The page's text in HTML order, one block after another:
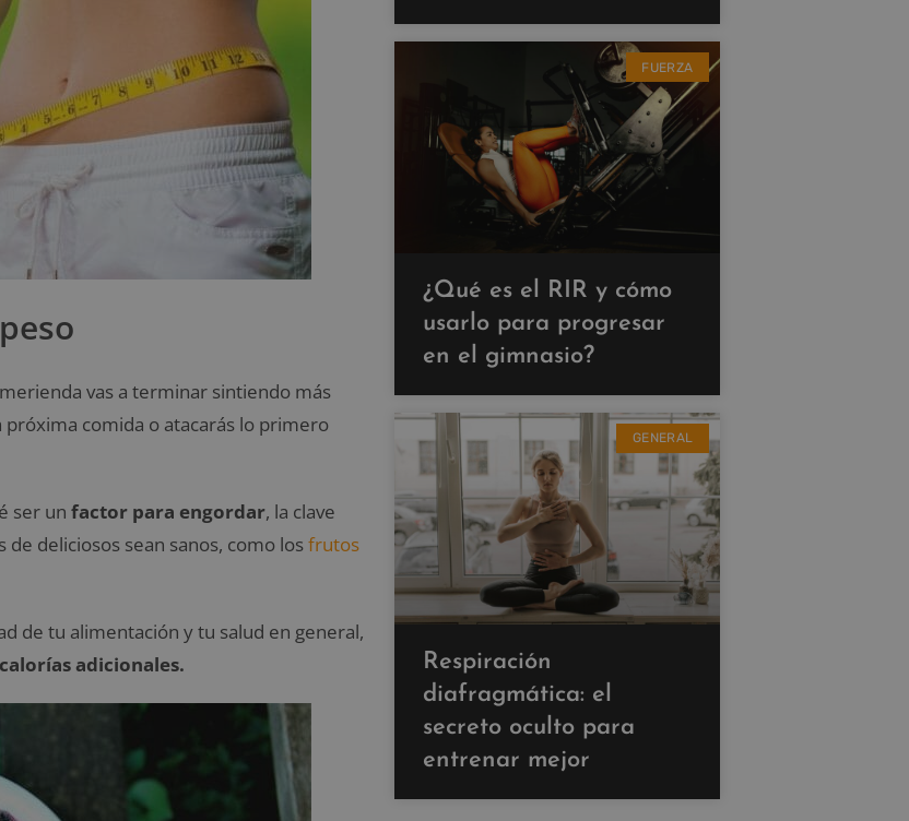
vas a terminar sintiendo más
comida o atacarás lo primero
ser un factor para engordar, la clave
deliciosos sean sanos, como losfrutos
de tu alimentación y tu salud en general,
adicionales.
FUERZA
¿Qué es el RIR y cómo
usarlo para progresar
en el gimnasio?
GENERAL
Respiración
diafragmática: el
secreto oculto para
entrenar mejor